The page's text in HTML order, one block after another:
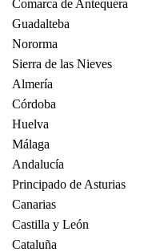
Comarca de Antequera
Guadalteba
Nororma
Sierra de las Nieves
Almería
Córdoba
Huelva
Málaga
Andalucía
Principado de Asturias
Canarias
Castilla y León
Cataluña